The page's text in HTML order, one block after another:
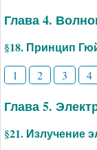
Глава 4.
§18. Принцип
1 2 3 4
Глава 5.
§21. Излучение